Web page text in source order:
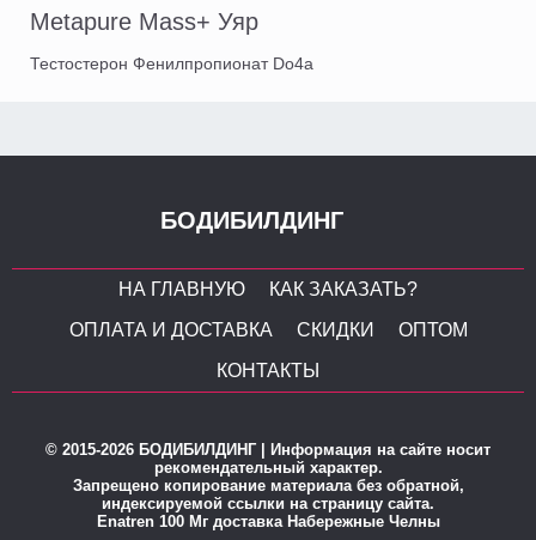
Metapure Mass+ Уяр
Тестостерон Фенилпропионат Do4a
БОДИБИЛДИНГ
НА ГЛАВНУЮ
КАК ЗАКАЗАТЬ?
ОПЛАТА И ДОСТАВКА
СКИДКИ
ОПТОМ
КОНТАКТЫ
© 2015-2026 БОДИБИЛДИНГ | Информация на сайте носит
рекомендательный характер.
Запрещено копирование материала без обратной,
индексируемой ссылки на страницу сайта.
Enatren 100 Мг доставка Набережные Челны